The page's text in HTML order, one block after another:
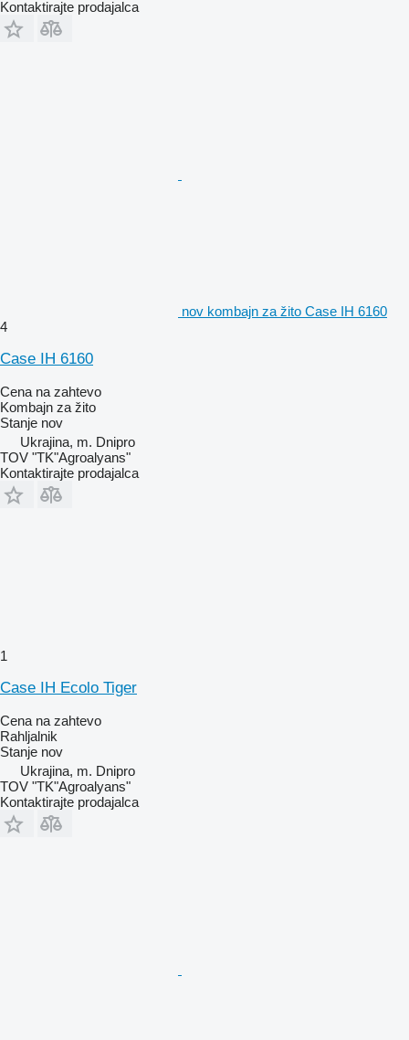
Kontaktirajte prodajalca
nov kombajn za žito Case IH 6160
4
Case IH 6160
Cena na zahtevo
Kombajn za žito
Stanje nov
Ukrajina, m. Dnipro
TOV "TK"Agroalyans"
Kontaktirajte prodajalca
1
Case IH Ecolo Tiger
Cena na zahtevo
Rahljalnik
Stanje nov
Ukrajina, m. Dnipro
TOV "TK"Agroalyans"
Kontaktirajte prodajalca